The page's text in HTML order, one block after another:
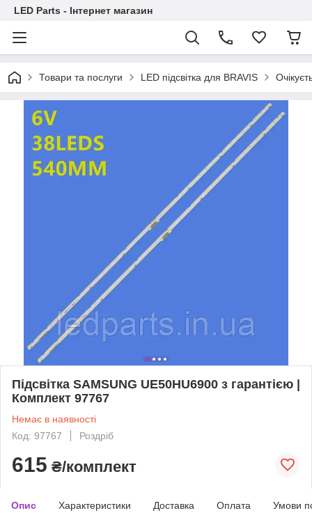
LED Parts - Інтернет магазин
Товари та послуги LED підсвітка для BRAVIS
Підсвітка SAMSUNG UE50HU6900 з гарантією |
Комплект 97767
Немає в наявності
Код: 97767
Роздріб
615 ₴/комплект
Опис Характеристики Доставка Оплата Умови